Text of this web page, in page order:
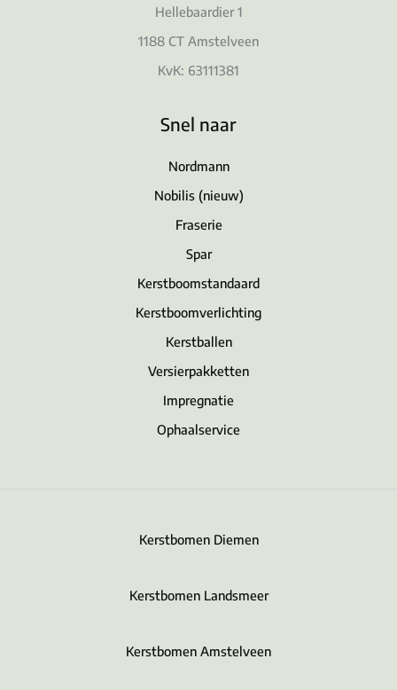
Hellebaardier 1
1188 CT Amstelveen
KvK: 63111381
Snel naar
Nordmann
Nobilis (nieuw)
Fraserie
Spar
Kerstboomstandaard
Kerstboomverlichting
Kerstballen
Versierpakketten
Impregnatie
Ophaalservice
Kerstbomen Diemen
Kerstbomen Landsmeer
Kerstbomen Amstelveen